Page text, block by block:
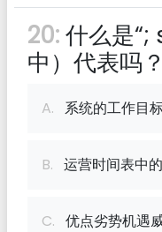
20:什么是“;
中）代表吗？
A. 系统的工作目
B. 运营时间表中
C. 优点劣势机遇